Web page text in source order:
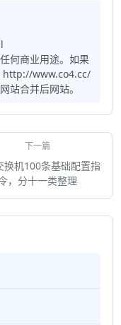
何商业用途。如果
http://www.co4.cc/
站合并后网站。
换机100条基础配置指
，分十一类整理